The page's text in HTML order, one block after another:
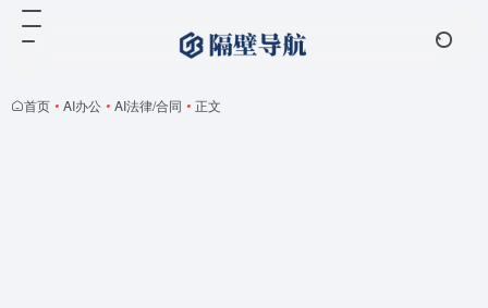
首页 • AI办公 • AI法律/合同 • 正文